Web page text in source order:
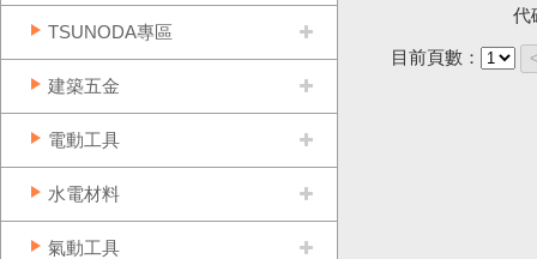
TSUNODA專區
建築五金
電動工具
水電材料
氣動工具
代
目前頁數：